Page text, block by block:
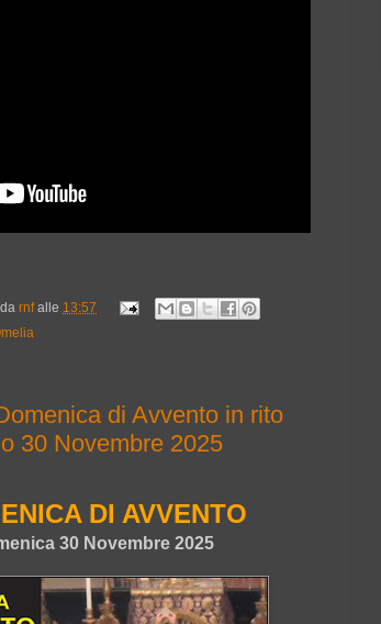
rnfalle 13:57
di Avvento in rito
30 Novembre 2025
DI AVVENTO
30 Novembre 2025